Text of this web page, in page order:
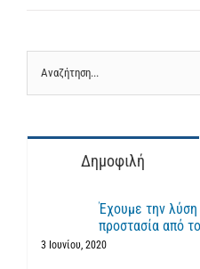
Δημοφιλή
Έχουμε την λύση
προστασία από
3 Ιουνίου, 2020